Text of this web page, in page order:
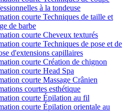
à la tondeuse
courte Techniques de taille et
de barbe
courte Cheveux texturés
courte Techniques de pose et de
d'extensions capillaires
courte Création de chignon
courte Head Spa
courte Massage Crânien
courtes esthétique
courte Épilation au fil
courte Épilation orientale au